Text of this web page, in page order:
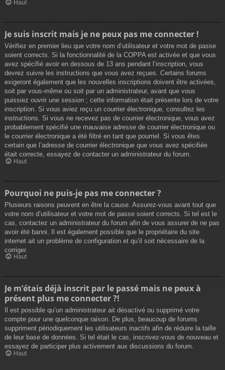
Haut
Je suis inscrit mais je ne peux pas me connecter !
Vérifiez en premier lieu que votre nom d’utilisateur et votre mot de passe
soient corrects. Si la fonctionnalité de la COPPA est activée et que vous
avez spécifié avoir en dessous de 13 ans pendant l’inscription, vous
devrez suivre les instructions que vous avez reçues. Certains forums
exigeront également que les nouvelles inscriptions doivent être activées,
soit par vous-même ou soit par un administrateur, avant que vous
puissiez ouvrir une session ; cette information était présente lors de votre
inscription. Si vous aviez reçu un courrier électronique, consultez les
instructions. Si vous ne recevez pas de courrier électronique, vous avez
probablement spécifié une mauvaise adresse de courrier électronique ou
le courrier électronique a été filtré en tant que pourriel. Si vous êtes
certain que l’adresse de courrier électronique que vous avez spécifiée
était correcte, essayez de contacter un administrateur du forum.
Haut
Pourquoi ne puis-je pas me connecter ?
Plusieurs raisons peuvent en être la cause. Assurez-vous avant tout que
votre nom d’utilisateur et votre mot de passe soient corrects. Si tel est le
cas, contactez un administrateur du forum afin de vous assurer de ne pas
avoir été banni. Il est également possible que le propriétaire du site
internet ait un problème de configuration et qu’il soit nécessaire de la
corriger.
Haut
Je m’étais déjà inscrit par le passé mais ne peux à
présent plus me connecter ?!
Il est possible qu’un administrateur ait désactivé ou supprimé votre
compte pour une quelconque raison. De plus, beaucoup de forums
suppriment périodiquement les utilisateurs inactifs afin de réduire la taille
de leur base de données. Si tel était le cas, inscrivez-vous de nouveau et
essayez de participer plus activement aux discussions du forum.
Haut